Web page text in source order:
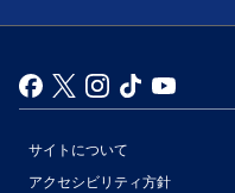
サイトについて
アクセシビリティ方針